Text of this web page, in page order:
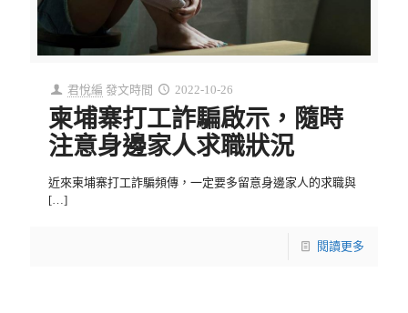
君悅編 發文時間 2022-10-26
柬埔寨打工詐騙啟示，隨時
注意身邊家人求職狀況
近來柬埔寨打工詐騙頻傳，一定要多留意身邊家人的求職與
[…]
閱讀更多